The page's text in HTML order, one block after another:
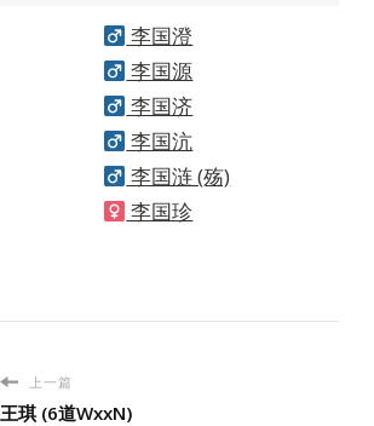
李国澄
李国源
李国济
李国沆
李国涟 (殇)
李国珍
上一篇
王琪 (6道WxxN)